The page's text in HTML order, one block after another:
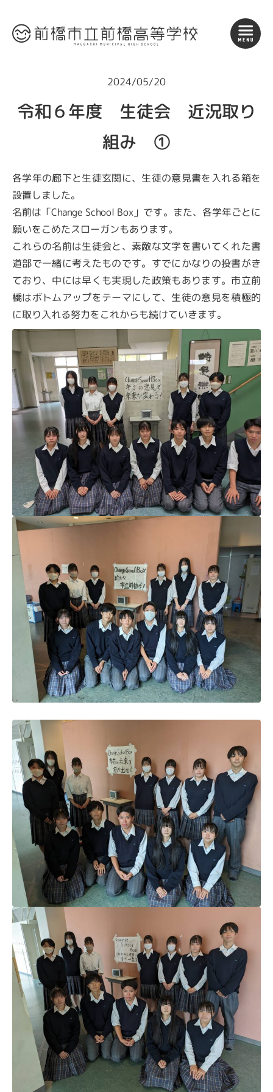
2024/05/20
令和６年度 生徒会 近況取り
組み ①
各学年の廊下と生徒玄関に、生徒の意見書を入れる箱を
設置しました。
名前は「Change School Box」です。また、各学年ごとに
願いをこめたスローガンもあります。
これらの名前は生徒会と、素敵な文字を書いてくれた書
道部で一緒に考えたものです。すでにかなりの投書がき
ており、中には早くも実現した政策もあります。市立前
橋はボトムアップをテーマにして、生徒の意見を積極的
に取り入れる努力をこれからも続けていきます。